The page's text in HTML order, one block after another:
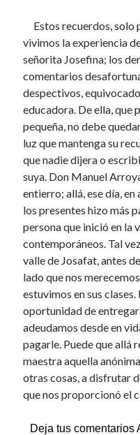
Estos recuerdos, solo
vivimos la experiencia
señorita Josefina; los
comentarios
despectivos,
educadora. De ella, que
pequeña, no debe
luz que mantenga su
que nadie dijera o
suya. Don Manuel
entierro; allá, ese día,
los presentes hizo más
persona que inició en la
contemporáneos. Tal
valle de Josafat, antes
lado que nos
estuvimos en sus
oportunidad de
adeudamos desde en
pagarle. Puede que allá
maestra aquella
otras cosas, a disfrutar
que nos proporcionó el
Deja tus comentarios